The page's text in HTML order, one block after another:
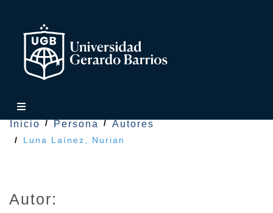
Inicio Persona Autores
Luna Laínez, Nurian
Autor: